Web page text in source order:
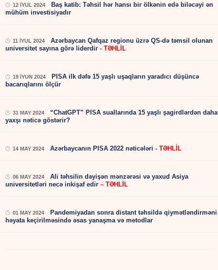
12 İYUL 2024
Baş katib: Təhsil hər hansı bir ölkənin edə biləcəyi ən
mühüm investisiyadır
11 İYUL 2024
Azərbaycan Qafqaz regionu üzrə QS-də təmsil olunan
universitet sayına görə liderdir - TƏHLİL
19 İYUN 2024
PISA ilk dəfə 15 yaşlı uşaqların yaradıcı düşüncə
bacarıqlarını ölçür
31 MAY 2024
“ChatGPT” PISA suallarında 15 yaşlı şagirdlərdən daha
yaxşı nəticə göstərir?
14 MAY 2024 Azərbaycanın PISA 2022 nəticələri- TƏHLİL
06 MAY 2024
Ali təhsilin dəyişən mənzərəsi və yaxud Asiya
universitetləri necə inkişaf edir– TƏHLİL
01 MAY 2024
Pandemiyadan sonra distant təhsildə
həyata keçirilməsində əsas yanaşma və metodlar